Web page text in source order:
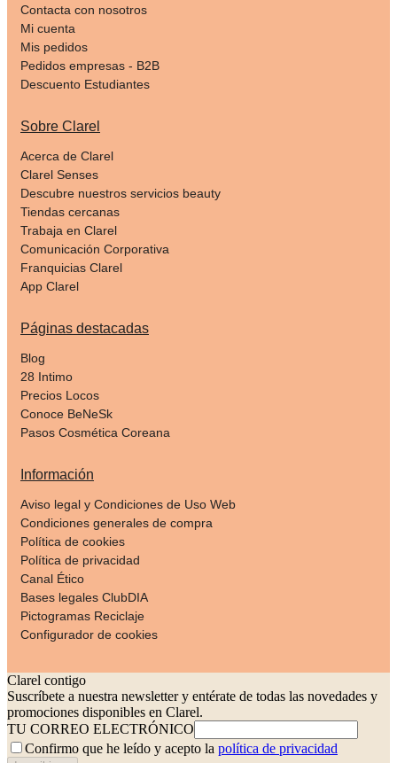
Contacta con nosotros
Mi cuenta
Mis pedidos
Pedidos empresas - B2B
Descuento Estudiantes
Sobre Clarel
Acerca de Clarel
Clarel Senses
Descubre nuestros servicios beauty
Tiendas cercanas
Trabaja en Clarel
Comunicación Corporativa
Franquicias Clarel
App Clarel
Páginas destacadas
Blog
28 Intimo
Precios Locos
Conoce BeNeSk
Pasos Cosmética Coreana
Información
Aviso legal y Condiciones de Uso Web
Condiciones generales de compra
Política de cookies
Política de privacidad
Canal Ético
Bases legales ClubDIA
Pictogramas Reciclaje
Configurador de cookies
Clarel contigo
Suscríbete a nuestra newsletter y entérate de todas las novedades y
promociones disponibles en Clarel.
TU CORREO ELECTRÓNICO
Confirmo que he leído y acepto la política de privacidad